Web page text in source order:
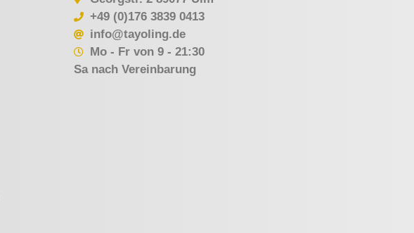
+49 (0)176 3839 0413
info@tayoling.de
Mo - Fr von 9 - 21:30
Sa nach Vereinbarung